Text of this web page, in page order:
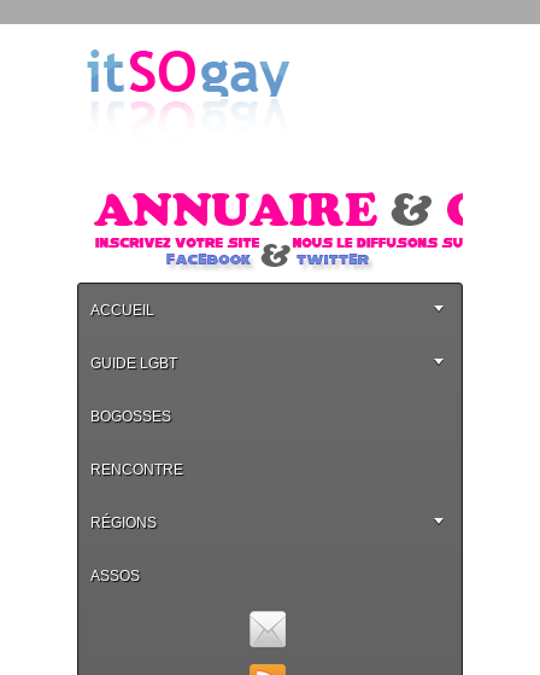
ACCUEIL
GUIDE LGBT
BOGOSSES
RENCONTRE
RÉGIONS
ASSOS